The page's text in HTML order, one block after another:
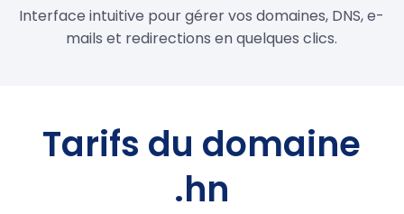
Interface intuitive pour gérer vos domaines, DNS, e-
mails et redirections en quelques clics.
Tarifs du domaine
.hn